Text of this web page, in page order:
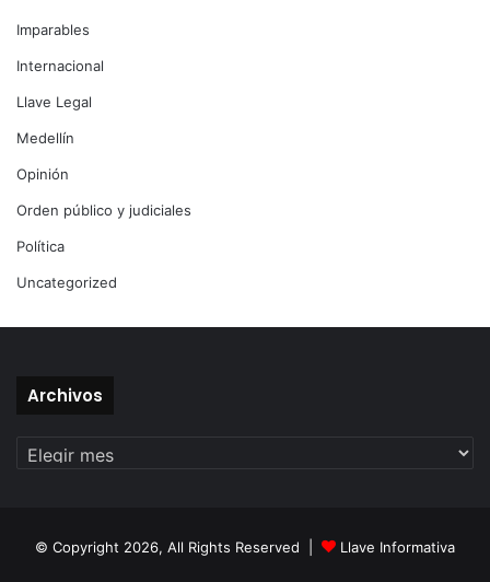
Imparables
Internacional
Llave Legal
Medellín
Opinión
Orden público y judiciales
Política
Uncategorized
Archivos
© Copyright 2026, All Rights Reserved | Llave Informativa